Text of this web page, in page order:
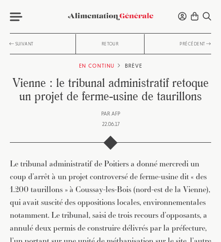
SUIVANT RETOUR PRÉCÉDENT
EN CONTINU BRÈVE
Vienne : le tribunal administratif retoque
un projet de ferme-usine de taurillons
PAR AFP
22.06.17
Le tribunal administratif de Poitiers a donné mercredi un
coup d’arrêt à un projet controversé de ferme-usine dit « des
1.200 taurillons » à Coussay-les-Bois (nord-est de la Vienne),
qui avait suscité des oppositions locales, environnementales
notamment. Le tribunal, saisi de trois recours d’opposants, a
annulé deux permis de construire délivrés par la préfecture,